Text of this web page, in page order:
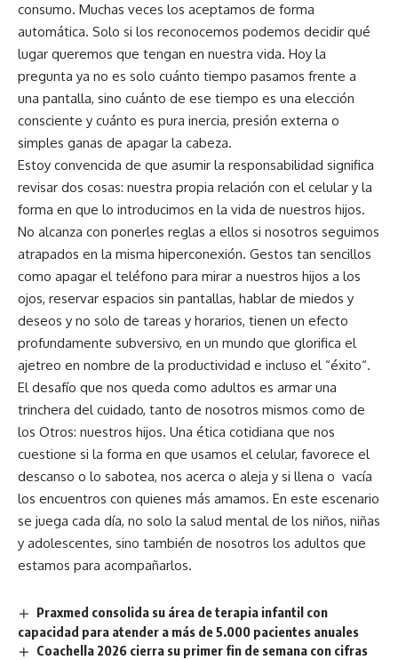
consumo. Muchas veces los aceptamos de forma
automática. Solo si los reconocemos podemos decidir qué
lugar queremos que tengan en nuestra vida. Hoy la
pregunta ya no es solo cuánto tiempo pasamos frente a
una pantalla, sino cuánto de ese tiempo es una elección
consciente y cuánto es pura inercia, presión externa o
simples ganas de apagar la cabeza.
Estoy convencida de que asumir la responsabilidad significa
revisar dos cosas: nuestra propia relación con el celular y la
forma en que lo introducimos en la vida de nuestros hijos.
No alcanza con ponerles reglas a ellos si nosotros seguimos
atrapados en la misma hiperconexión. Gestos tan sencillos
como apagar el teléfono para mirar a nuestros hijos a los
ojos, reservar espacios sin pantallas, hablar de miedos y
deseos y no solo de tareas y horarios, tienen un efecto
profundamente subversivo, en un mundo que glorifica el
ajetreo en nombre de la productividad e incluso el “éxito“.
El desafío que nos queda como adultos es armar una
trinchera del cuidado, tanto de nosotros mismos como de
los Otros: nuestros hijos. Una ética cotidiana que nos
cuestione si la forma en que usamos el celular, favorece el
descanso o lo sabotea, nos acerca o aleja y si llena o vacía
los encuentros con quienes más amamos. En este escenario
se juega cada día, no solo la salud mental de los niños, niñas
y adolescentes, sino también de nosotros los adultos que
estamos para acompañarlos.
Praxmed consolida su área de terapia infantil con
capacidad para atender a más de 5.000 pacientes anuales
Coachella 2026 cierra su primer fin de semana con cifras